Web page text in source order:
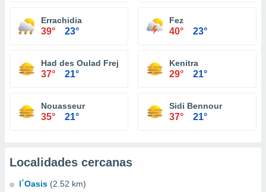
Errachidia
39° 23°
Fez
40° 23°
Had des Oulad Frej
37° 21°
Kenitra
29° 21°
Nouasseur
35° 21°
Sidi Bennour
37° 21°
Localidades cercanas
l´Oasis (2.52 km)